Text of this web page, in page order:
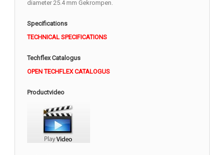
diameter 25.4 mm Gekrompen.
Specifications
TECHNICAL SPECIFICATIONS
Techflex Catalogus
OPEN TECHFLEX CATALOGUS
Productvideo